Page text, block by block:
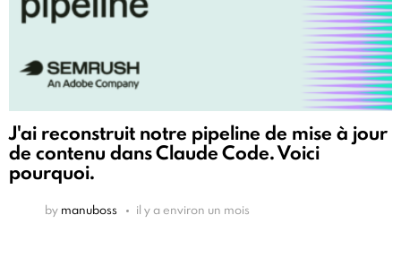
J'ai reconstruit notre pipeline de mise à jour
de contenu dans Claude Code. Voici
pourquoi.
by manuboss il y a environ un mois